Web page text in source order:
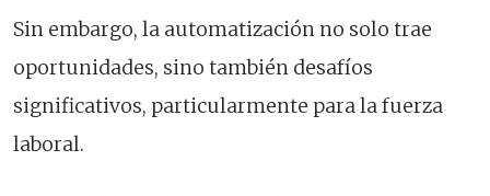
Sin embargo, la automatización no solo trae
oportunidades, sino también desafíos
significativos, particularmente para la fuerza
laboral.